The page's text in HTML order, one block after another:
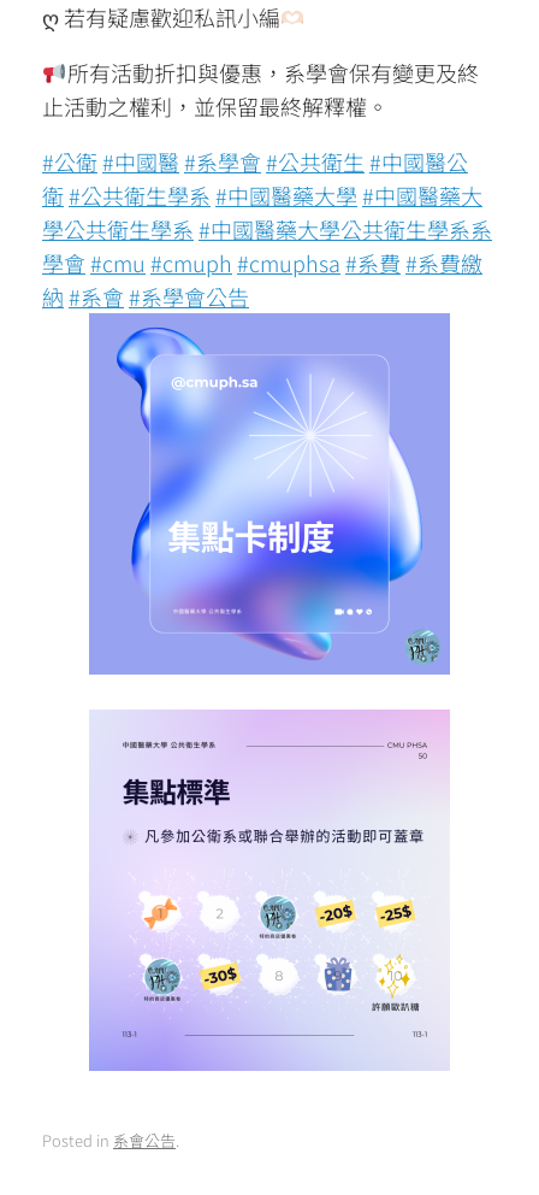
ღ 若有疑慮歡迎私訊小編
所有活動折扣與優惠，系學會保有變更及終
止活動之權利，並保留最終解釋權。
#公衛#中國醫#系學會#公共衛生 #中國醫公
衛#公共衛生學系#中國醫藥大學#中國醫藥大
學公共衛生學系#中國醫藥大學公共衛生學系系
學會#cmu #cmuph #cmuphsa#系費#系費繳
納#系會#系學會公告
Posted in 系會公告.